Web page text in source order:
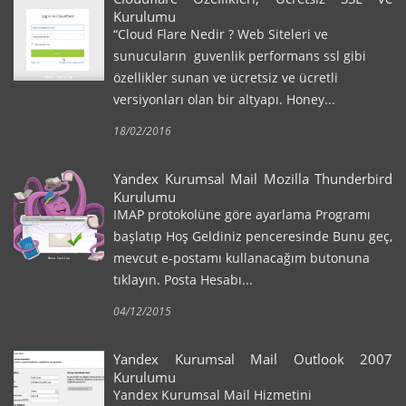
Kurulumu
“Cloud Flare Nedir ? Web Siteleri ve
sunucuların guvenlik performans ssl gibi
özellikler sunan ve ücretsiz ve ücretli
versiyonları olan bir altyapı. Honey...
18/02/2016
Yandex Kurumsal Mail Mozilla Thunderbird
Kurulumu
IMAP protokolüne göre ayarlama Programı
başlatıp Hoş Geldiniz penceresinde Bunu geç,
mevcut e-postamı kullanacağım butonuna
tıklayın. Posta Hesabı...
04/12/2015
Yandex Kurumsal Mail Outlook 2007
Kurulumu
Yandex Kurumsal Mail Hizmetini